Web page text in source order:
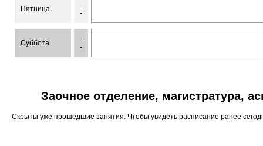
Пятница
-
-
Суббота
-
-
Заочное отделение, магистратура,
Скрыты уже прошедшие занятия. Чтобы увидеть расписание ранее